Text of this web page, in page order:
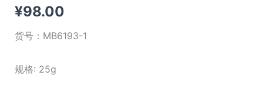
¥98.00
货号： MB6193-1
规格: 25g